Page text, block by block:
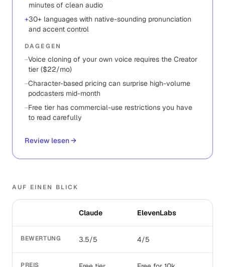
minutes of clean audio
+30+ languages with native-sounding pronunciation
and accent control
DAGEGEN
−Voice cloning of your own voice requires the Creator
tier ($22/mo)
−Character-based pricing can surprise high-volume
podcasters mid-month
−Free tier has commercial-use restrictions you have
to read carefully
Review lesen→
AUF EINEN BLICK
Claude ElevenLabs
BEWERTUNG 3.5/5 4/5
PREIS